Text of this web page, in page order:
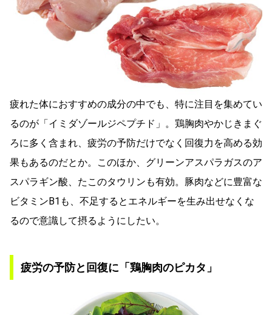
疲れた体におすすめの成分の中でも、特に注目を集めてい
るのが「イミダゾールジペプチド」。鶏胸肉やかじきまぐ
ろに多く含まれ、疲労の予防だけでなく回復力を高める効
果もあるのだとか。このほか、グリーンアスパラガスのア
スパラギン酸、たこのタウリンも有効。豚肉などに豊富な
ビタミンB1も、不足するとエネルギーを生み出せなくな
るので意識して摂るようにしたい。
疲労の予防と回復に「鶏胸肉のピカタ」